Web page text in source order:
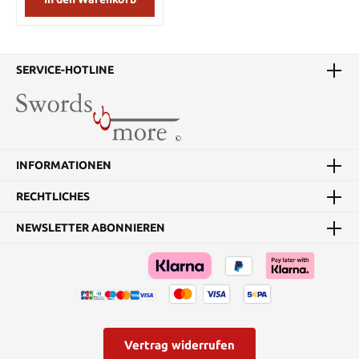
SERVICE-HOTLINE
INFORMATIONEN
RECHTLICHES
NEWSLETTER ABONNIEREN
Vertrag widerrufen